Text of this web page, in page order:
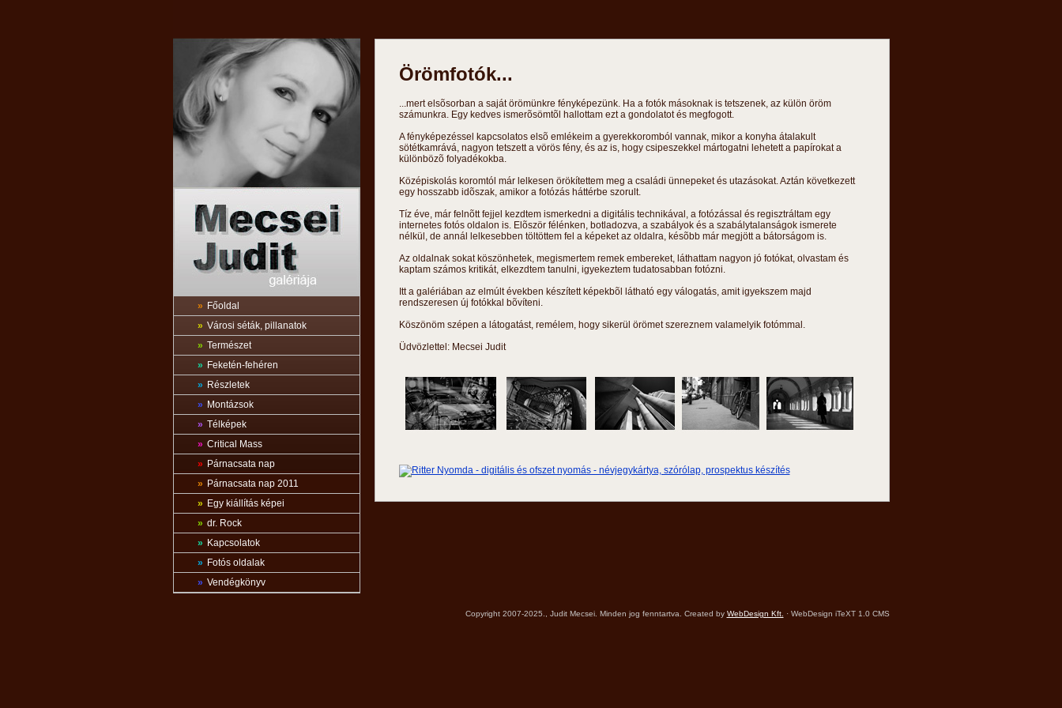
» Főoldal
» Városi séták, pillanatok
» Természet
» Feketén-fehéren
» Részletek
» Montázsok
» Télképek
» Critical Mass
» Párnacsata nap
» Párnacsata nap 2011
» Egy kiállítás képei
» dr. Rock
» Kapcsolatok
» Fotós oldalak
» Vendégkönyv
Örömfotók...
...mert elsõsorban a saját örömünkre fényképezünk. Ha a fotók másoknak is tetszenek, az külön öröm
számunkra. Egy kedves ismerõsömtõl hallottam ezt a gondolatot és megfogott.
A fényképezéssel kapcsolatos elsõ emlékeim a gyerekkoromból vannak, mikor a konyha átalakult
sötétkamrává, nagyon tetszett a vörös fény, és az is, hogy csipeszekkel mártogatni lehetett a papírokat a
különbözõ folyadékokba.
Középiskolás koromtól már lelkesen örökítettem meg a családi ünnepeket és utazásokat. Aztán következett
egy hosszabb idõszak, amikor a fotózás háttérbe szorult.
Tíz éve, már felnõtt fejjel kezdtem ismerkedni a digitális technikával, a fotózással és regisztráltam egy
internetes fotós oldalon is. Elõször félénken, botladozva, a szabályok és a szabálytalanságok ismerete
nélkül, de annál lelkesebben töltöttem fel a képeket az oldalra, késõbb már megjött a bátorságom is.
Az oldalnak sokat köszönhetek, megismertem remek embereket, láthattam nagyon jó fotókat, olvastam és
kaptam számos kritikát, elkezdtem tanulni, igyekeztem tudatosabban fotózni.
Itt a galériában az elmúlt években készített képekbõl látható egy válogatás, amit igyekszem majd
rendszeresen új fotókkal bõvíteni.
Köszönöm szépen a látogatást, remélem, hogy sikerül örömet szereznem valamelyik fotómmal.
Üdvözlettel: Mecsei Judit
Copyright 2007-2025., Judit Mecsei. Minden jog fenntartva. Created by WebDesign Kft. · WebDesign iTeXT 1.0 CMS